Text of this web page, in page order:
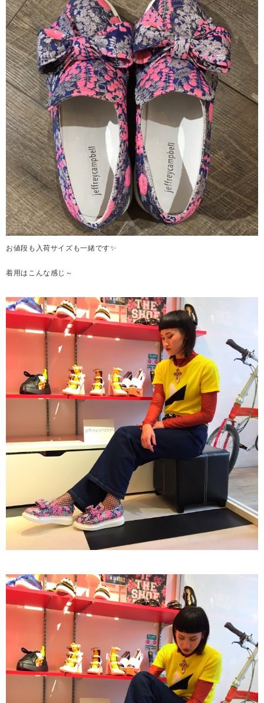
お値段も入荷サイズも一緒です✨
着用はこんな感じ～